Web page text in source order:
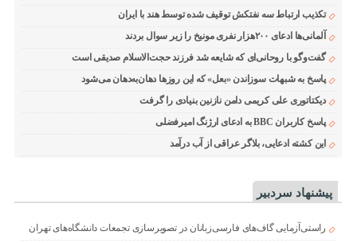
تکذیب ارتباط سه نفتکش توقیف شده توسط هند با ایران
آلمانی‌ها ادعای ۲۰۰هزار نفری مونیخ را زیر سوال بردند
گفت‌وگو با روحانی‌ای که شایعه شد فرزند حجت‌الاسلام صدیقی است
پاسخ به شبهات سوزاندن «بعل» که این روزها دهان‌به‌دهان می‌شود
دیکتاتوری علی کریمی دامن نازنین بنیادی را گرفت
پاسخ کاربران BBC به ادعای ارژنگ امیرفضلی
این کشته ادعایی، بلاگر عراقی از آب درآمد
پیشنهاد سردبیر
راستی‌آزمایی گاف‌های فارسی‌زبانان در تصویرسازی تجمعات دانشگاه‌های تهران